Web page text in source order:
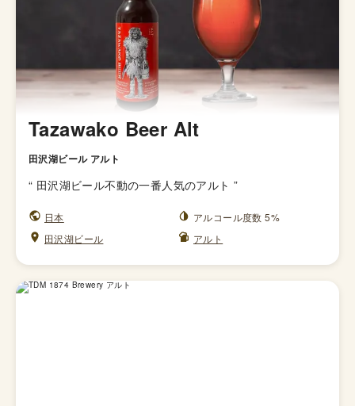
Tazawako Beer Alt
田沢湖ビール アルト
“ 田沢湖ビール不動の一番人気のアルト ”
日本
アルコール度数 5%
田沢湖ビール
アルト